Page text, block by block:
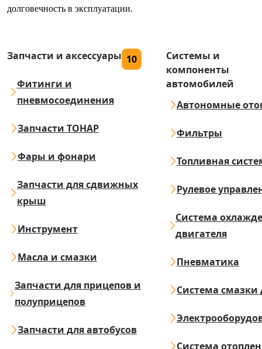
долговечность в эксплуатации.
Запчасти и аксессуары 10
Фитинги и
пневмосоединения
Запчасти ТОНАР
Фары и фонари
Запчасти для сдвижных
крыш
Инструмент
Масла и смазки
Запчасти для прицепов и
полуприцепов
Запчасти для автобусов
Системы и
компоненты
автомобилей
Автономные
Фильтры
Топливная
Рулевое
Система
двигателя
Пневматика
Система смазки
Система